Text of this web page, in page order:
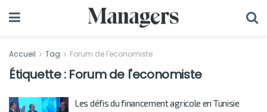
Accueil Tag Forum de l'economiste
Étiquette : Forum de l'economiste
Les défis du financement agricole en Tunisie